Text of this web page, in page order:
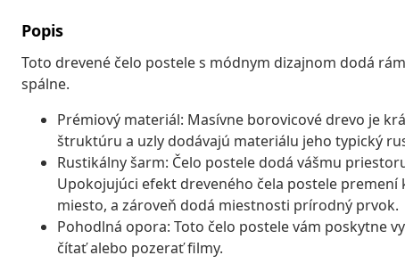
Popis
Toto drevené čelo postele s módnym dizajnom dodá
spálne.
Prémiový materiál: Masívne borovicové drevo je
štruktúru a uzly dodávajú materiálu jeho typický
Rustikálny šarm: Čelo postele dodá vášmu
Upokojujúci efekt dreveného čela postele
miesto, a zároveň dodá miestnosti prírodný prvok.
Pohodlná opora: Toto čelo postele vám poskytne
čítať alebo pozerať filmy.